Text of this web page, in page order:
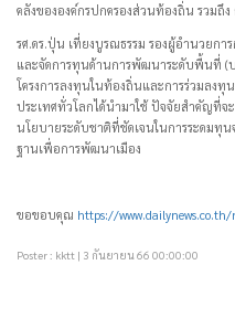
คลังขององค์กรปกครองส่วนท้องถิ่น รวมถึ
รศ.ดร.ปุ่น เที่ยงบูรณธรรม รองผู้อำนวยก
และจัดการทุนด้านการพัฒนาระดับพื้นที่ (
โครงการลงทุนในท้องถิ่นและการร่วมลง
ประเทศทั่วโลกได้นำมาใช้ ปัจจัยสำคัญที่จ
นโยบายระดับชาติที่ชัดเจนในการระดมทุน
ฐานเพื่อการพัฒนาเมือง
ขอขอบคุณ https://
Poster : kktt | 3 กันยายน 66 00:00:00